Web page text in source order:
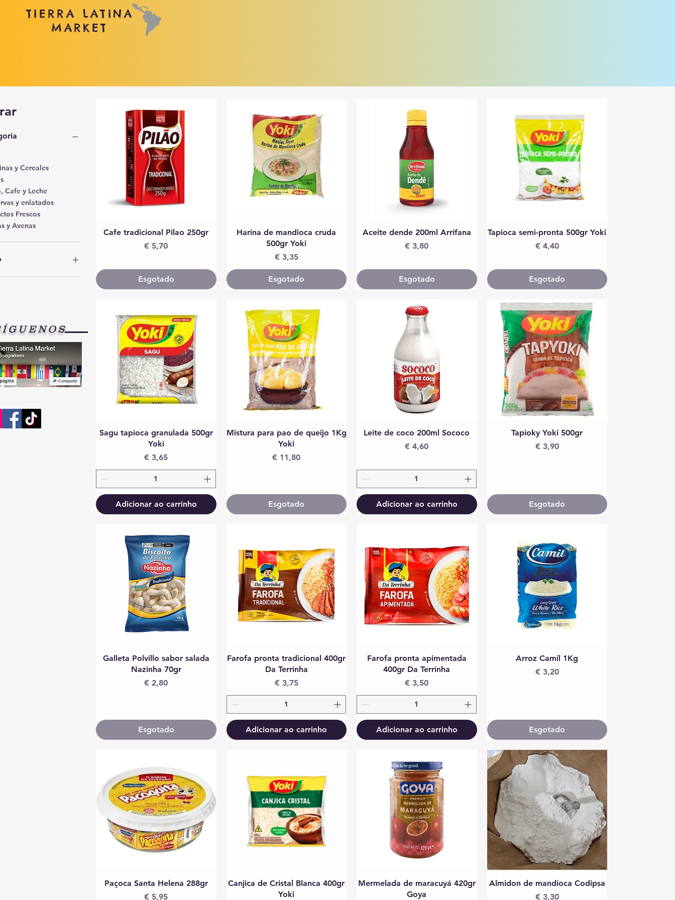
TIERRA LATINA
MARKET
y Cereales
Cafe y Leche
y enlatados
Frescos
y Avenas
Visualização rápida
Cafe tradicional Pilao 250gr
Preço
€ 5,70
Esgotado
Visualização rápida
Harina de mandioca cruda
500gr Yoki
Preço
€ 3,35
Esgotado
Visualização rápida
Aceite dende 200ml Arrifana
Preço
€ 3,80
Esgotado
Visualização rápida
Tapioca semi-pronta 500gr Yoki
Preço
€ 4,40
Esgotado
Visualização rápida
Sagu tapioca granulada 500gr
Yoki
Preço
€ 3,65
Adicionar ao carrinho
Visualização rápida
Mistura para pao de queijo 1Kg
Yoki
Preço
€ 11,80
Esgotado
Visualização rápida
Leite de coco 200ml Sococo
Preço
€ 4,60
Adicionar ao carrinho
Visualização rápida
Tapioky Yoki 500gr
Preço
€ 3,90
Esgotado
Visualização rápida
Galleta Polvillo sabor salada
Nazinha 70gr
Preço
€ 2,80
Esgotado
Visualização rápida
Farofa pronta tradicional 400gr
Da Terrinha
Preço
€ 3,75
Adicionar ao carrinho
Visualização rápida
Farofa pronta apimentada
400gr Da Terrinha
Preço
€ 3,50
Adicionar ao carrinho
Visualização rápida
Arroz Camil 1Kg
Preço
€ 3,20
Esgotado
Visualização rápida
Paçoca Santa Helena 288gr
Preço
€ 5,95
Visualização rápida
Canjica de Cristal Blanca 400gr
Yoki
Visualização rápida
Mermelada de maracuyá 420gr
Goya
Visualização rápida
Almidon de mandioca Codipsa
Preço
€ 3,30